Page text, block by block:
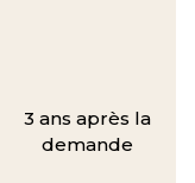
3 ans après la
demande